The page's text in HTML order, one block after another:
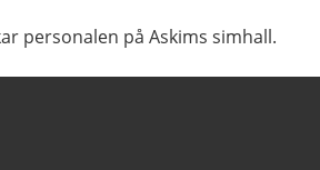
personalen på Askims simhall.